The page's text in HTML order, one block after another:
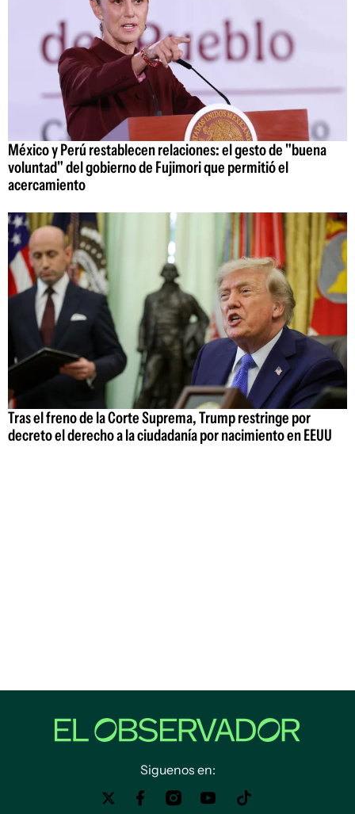
México y Perú restablecen relaciones: el gesto de "buena
voluntad" del gobierno de Fujimori que permitió el
acercamiento
Tras el freno de la Corte Suprema, Trump restringe por
decreto el derecho a la ciudadanía por nacimiento en EEUU
Siguenos en: